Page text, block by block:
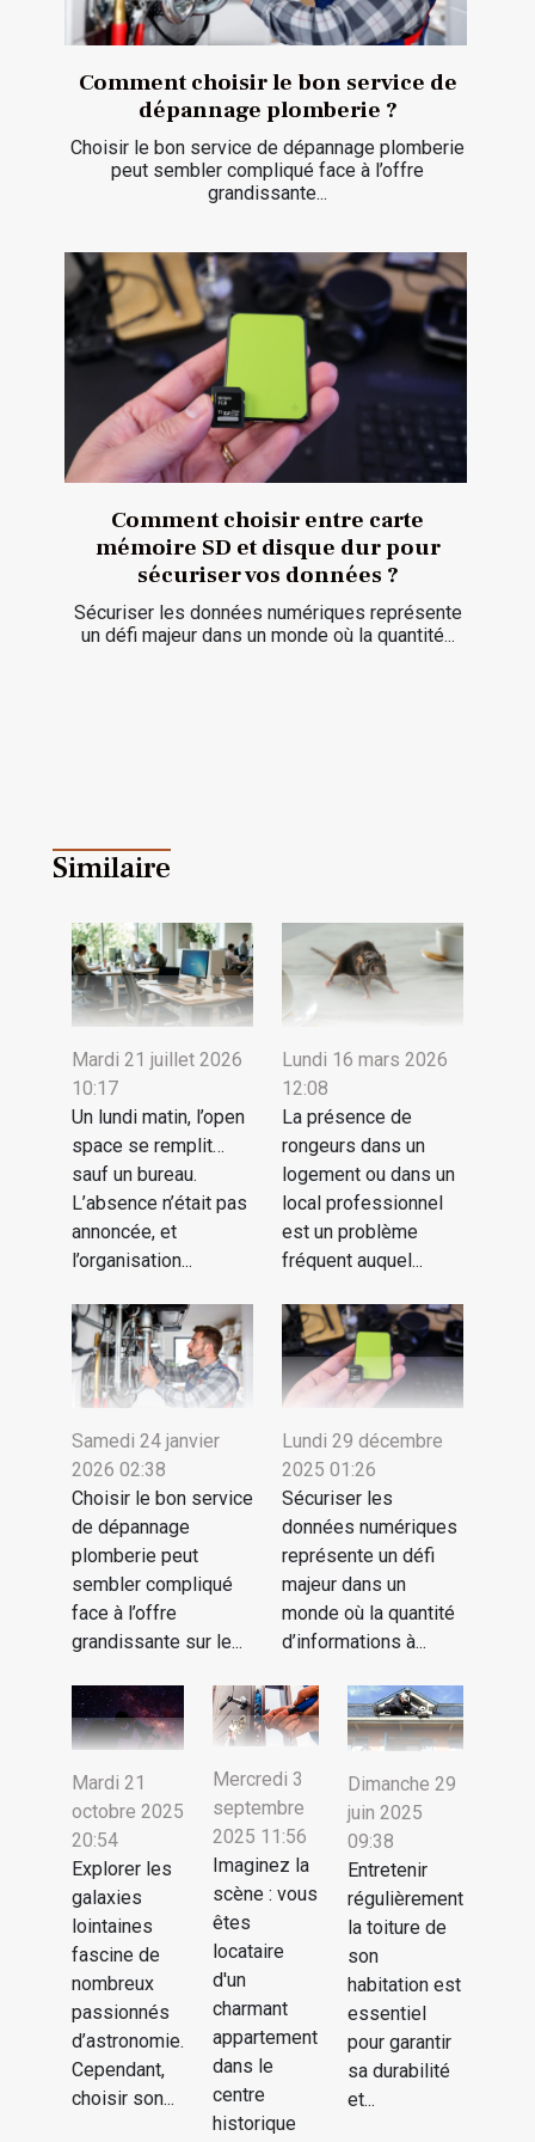
Comment choisir le bon service de
dépannage plomberie ?
Choisir le bon service de dépannage plomberie
peut sembler compliqué face à l’offre
grandissante...
Comment choisir entre carte
mémoire SD et disque dur pour
sécuriser vos données ?
Sécuriser les données numériques représente
un défi majeur dans un monde où la quantité...
Similaire
Mardi 21 juillet 2026
10:17
Un lundi matin, l’open
space se remplit…
sauf un bureau.
L’absence n’était pas
annoncée, et
l’organisation...
Lundi 16 mars 2026
12:08
La présence de
rongeurs dans un
logement ou dans un
local professionnel
est un problème
fréquent auquel...
Samedi 24 janvier
2026 02:38
Choisir le bon service
de dépannage
plomberie peut
sembler compliqué
face à l’offre
grandissante sur le...
Lundi 29 décembre
2025 01:26
Sécuriser les
données numériques
représente un défi
majeur dans un
monde où la quantité
d’informations à...
Mardi 21
octobre 2025
20:54
Explorer les
galaxies
lointaines
fascine de
nombreux
passionnés
d’astronomie.
Cependant,
choisir son...
Mercredi 3
septembre
2025 11:56
Imaginez la
scène : vous
êtes
locataire
d'un
charmant
appartement
dans le
centre
historique
Dimanche 29
juin 2025
09:38
Entretenir
régulièrement
la toiture de
son
habitation est
essentiel
pour garantir
sa durabilité
et...